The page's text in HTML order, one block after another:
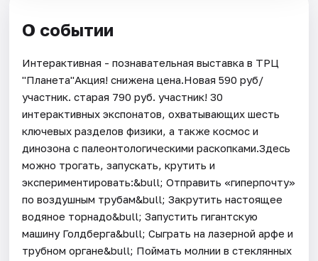
О событии
Интерактивная - познавательная выставка в ТРЦ
"Планета"Акция! снижена цена.Новая 590 руб/
участник. старая 790 руб. участник! 30
интерактивных экспонатов, охватывающих шесть
ключевых разделов физики, а также космос и
динозона с палеонтологическими раскопками.Здесь
можно трогать, запускать, крутить и
экспериментировать:&bull; Отправить «гиперпочту»
по воздушным трубам&bull; Закрутить настоящее
водяное торнадо&bull; Запустить гигантскую
машину Голдберга&bull; Сыграть на лазерной арфе и
трубном органе&bull; Поймать молнии в стеклянных